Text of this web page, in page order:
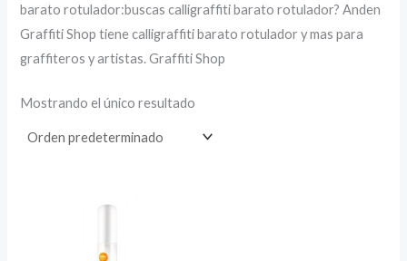
barato rotulador:buscas calligraffiti barato rotulador? Anden
Graffiti Shop tiene calligraffiti barato rotulador y mas para
graffiteros y artistas. Graffiti Shop
Mostrando el único resultado